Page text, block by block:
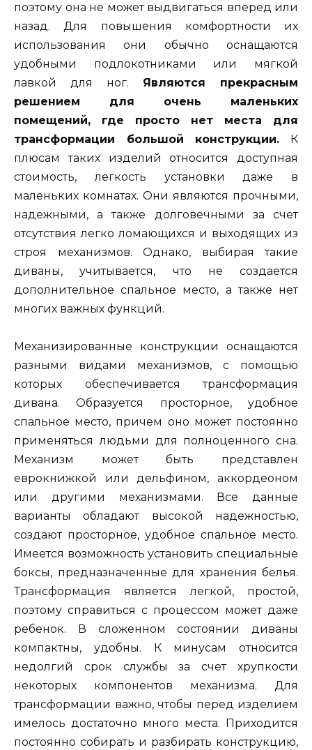
поэтому она не может выдвигаться вперед или
назад. Для повышения комфортности их
использования они обычно оснащаются
удобными подлокотниками или мягкой
лавкой для ног. Являются прекрасным
решением для очень маленьких
помещений, где просто нет места для
трансформации большой конструкции. К
плюсам таких изделий относится доступная
стоимость, легкость установки даже в
маленьких комнатах. Они являются прочными,
надежными, а также долговечными за счет
отсутствия легко ломающихся и выходящих из
строя механизмов. Однако, выбирая такие
диваны, учитывается, что не создается
дополнительное спальное место, а также нет
многих важных функций.
Механизированные конструкции оснащаются
разными видами механизмов, с помощью
которых обеспечивается трансформация
дивана. Образуется просторное, удобное
спальное место, причем оно может постоянно
применяться людьми для полноценного сна.
Механизм может быть представлен
еврокнижкой или дельфином, аккордеоном
или другими механизмами. Все данные
варианты обладают высокой надежностью,
создают просторное, удобное спальное место.
Имеется возможность установить специальные
боксы, предназначенные для хранения белья.
Трансформация является легкой, простой,
поэтому справиться с процессом может даже
ребенок. В сложенном состоянии диваны
компактны, удобны. К минусам относится
недолгий срок службы за счет хрупкости
некоторых компонентов механизма. Для
трансформации важно, чтобы перед изделием
имелось достаточно много места. Приходится
постоянно собирать и разбирать конструкцию,